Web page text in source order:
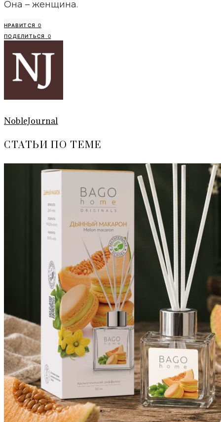
Она – женщина.
НРАВИТСЯ 0
ПОДЕЛИТЬСЯ
0
NobleJournal
СТАТЬИ ПО ТЕМЕ